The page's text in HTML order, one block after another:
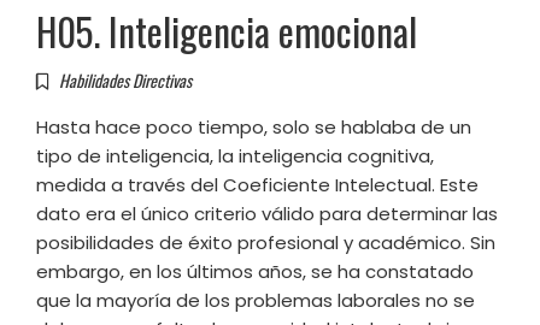
H05. Inteligencia emocional
Habilidades Directivas
Hasta hace poco tiempo, solo se hablaba de un
tipo de inteligencia, la inteligencia cognitiva,
medida a través del Coeficiente Intelectual. Este
dato era el único criterio válido para determinar las
posibilidades de éxito profesional y académico. Sin
embargo, en los últimos años, se ha constatado
que la mayoría de los problemas laborales no se